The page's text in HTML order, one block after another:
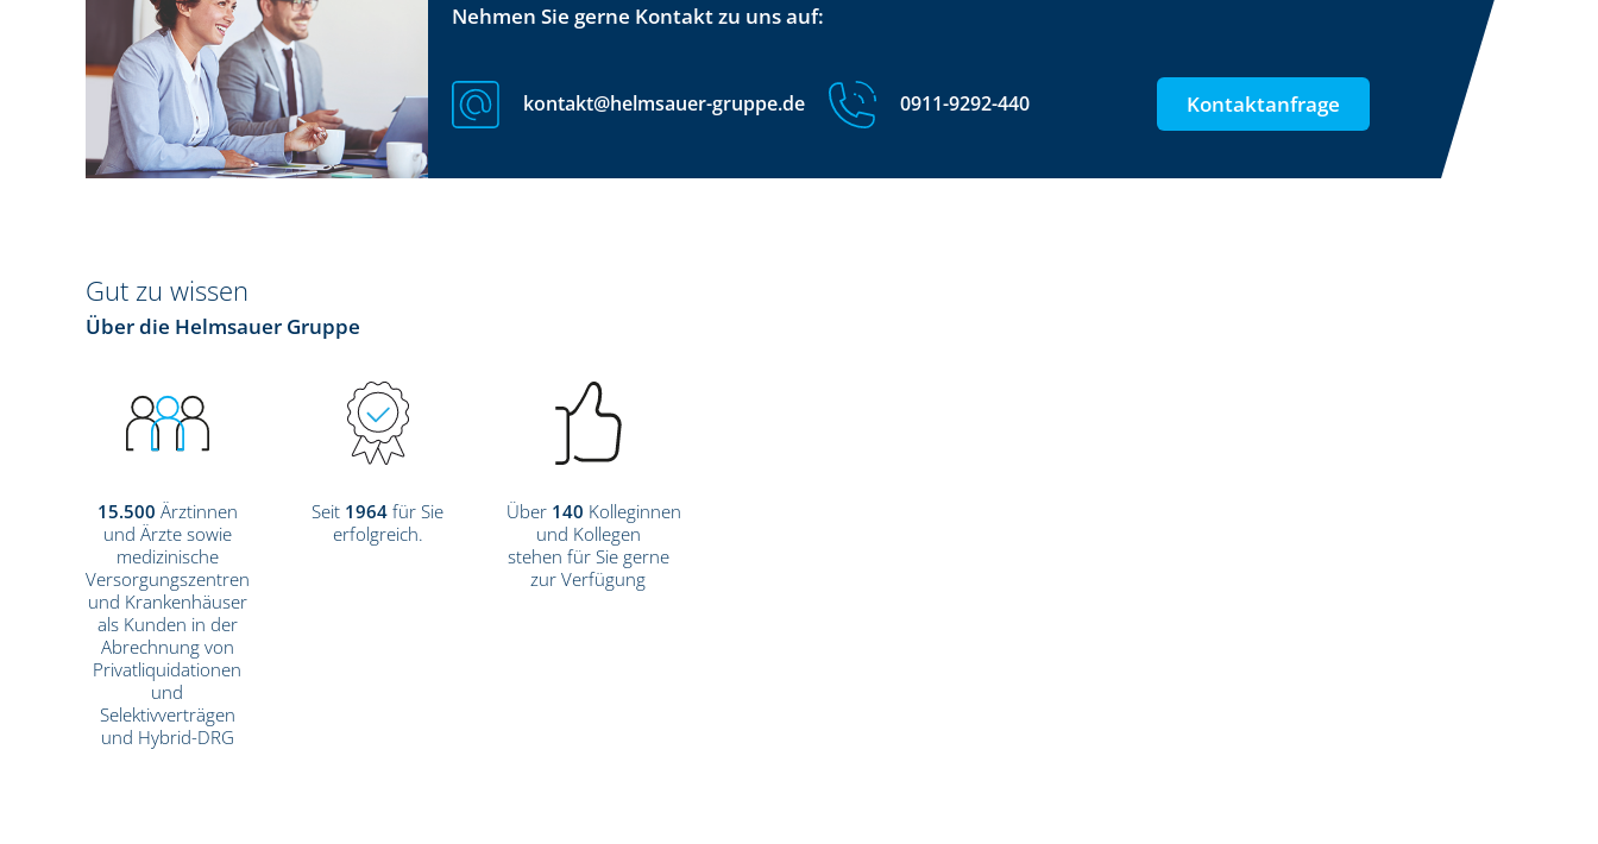
Nehmen Sie gerne Kontakt zu uns auf:
kontakt@helmsauer-gruppe.de 0911-9292-440 Kontaktanfrage
Gut zu wissen
Über die Helmsauer Gruppe
15.500 Ärztinnen
und Ärzte sowie
medizinische
Versorgungszentren
und Krankenhäuser
als Kunden in der
Abrechnung von
Privatliquidationen
und
Selektivverträgen
und Hybrid-DRG
Seit 1964 für Sie
erfolgreich.
Über 140 Kolleginnen
und Kollegen
stehen für Sie gerne
zur Verfügung